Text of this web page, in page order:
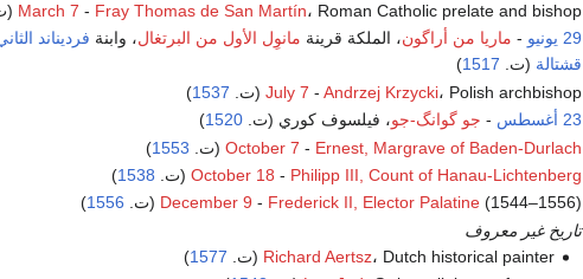
March 7 - Fray Thomas de San Martín، Roman Catholic prelate and bishop (ت.
29 يونيو
- ماريا من أراگون، الملكة قرينة مانوِل الأول من البرتغال، وابنة فرديناند
قشتالة (ت. 1517
)
July 7 - Andrzej Krzycki، Polish archbishop (ت. 1537
)
23 أغسطس
- جو گوانگ-جو، فيلسوف كوري (ت.1520
)
October 7 - Ernest, Margrave of Baden-Durlach (ت. 1553
)
October 18 - Philipp III, Count of Hanau-Lichtenberg (ت. 1538
)
December 9 - Frederick II, Elector Palatine(1544–1556) (ت. 1556
)
تاريخ غير معروف
Richard Aertsz، Dutch historical painter (ت. 1577
)